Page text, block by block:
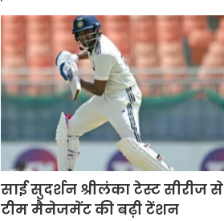
साई सुदर्शन श्रीलंका टेस्ट सीरीज से
टीम मैनेजमेंट की बढ़ी टेंशन